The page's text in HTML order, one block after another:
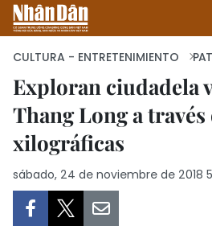
INICIO
CULTURA - ENTRETENIMIENTO
Exploran ciudadela
Thang Long a
xilográficas
sábado, 24 de noviembre de 2018